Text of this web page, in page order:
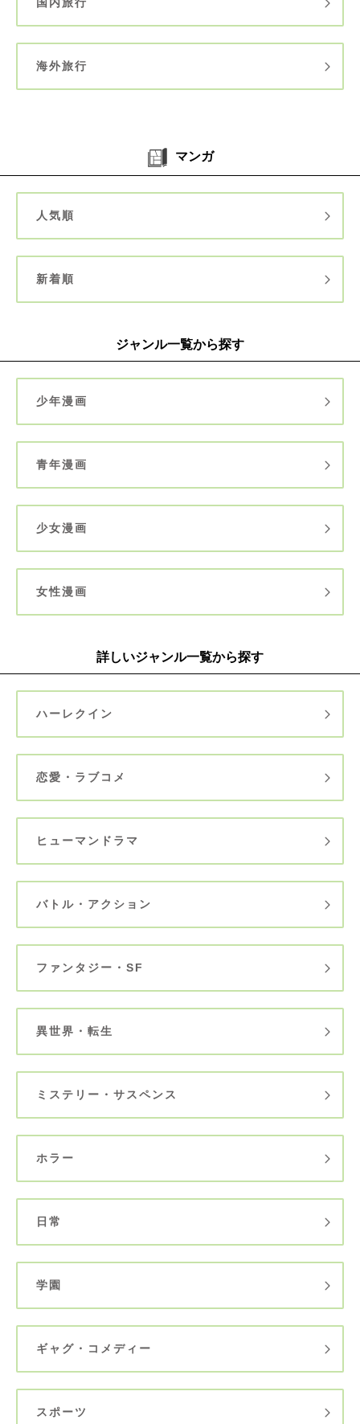
海外旅行
マンガ
人気順
新着順
ジャンル一覧から探す
少年漫画
青年漫画
少女漫画
女性漫画
詳しいジャンル一覧から探す
ハーレクイン
恋愛・ラブコメ
ヒューマンドラマ
バトル・アクション
ファンタジー・SF
異世界・転生
ミステリー・サスペンス
ホラー
日常
学園
ギャグ・コメディー
スポーツ